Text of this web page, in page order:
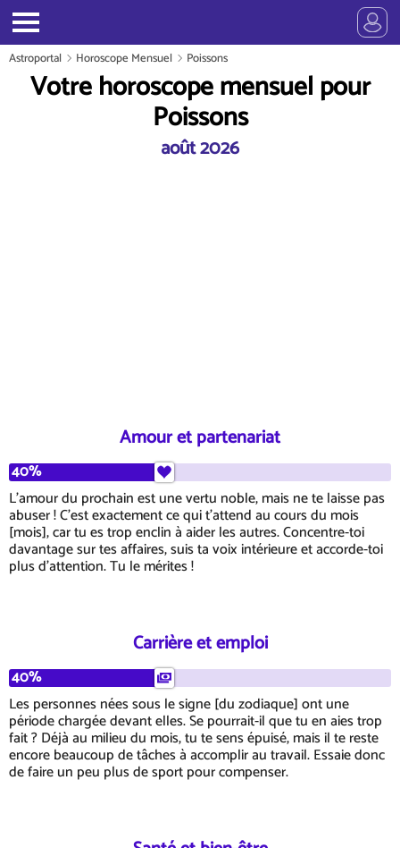
Astroportal Horoscope Mensuel Poissons
Votre horoscope mensuel pour
Poissons
août 2026
Amour et partenariat
40%
L'amour du prochain est une vertu noble, mais ne te laisse pas
abuser ! C'est exactement ce qui t'attend au cours du mois
[mois], car tu es trop enclin à aider les autres. Concentre-toi
davantage sur tes affaires, suis ta voix intérieure et accorde-toi
plus d'attention. Tu le mérites !
Carrière et emploi
40%
Les personnes nées sous le signe [du zodiaque] ont une
période chargée devant elles. Se pourrait-il que tu en aies trop
fait ? Déjà au milieu du mois, tu te sens épuisé, mais il te reste
encore beaucoup de tâches à accomplir au travail. Essaie donc
de faire un peu plus de sport pour compenser.